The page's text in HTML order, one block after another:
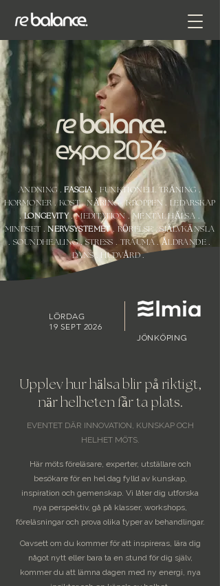
ANDNING .FASCIA . FUNKTIONELL TRÄNING .
HORMONER . KOST . NÄRING . KROPPEN . LEDARSKAP
.LONGEVITY. MEDITATION . MENTAL HÄLSA .
MINDSET .NERVSYSTEMET. RÖRELSE . SJÄLVKÄNSLA
. SOUNDHEALING . STRESS . TRAUMA . ÅLDRANDE .
DANS . HUDVÅRD .
LÖRDAG
19 SEPT 2026
JÖNKÖPING
Upplev hur hälsa blir på riktigt,
när helheten får ta plats.
EVENTET DÄR INNOVATION, KUNSKAP OCH
HELHET MÖTS.
Här möts föreläsare, experter, utställare och
besökare för en hel dag fylld av kunskap,
inspiration och gemenskap. Vi låter dig utforska
nya perspektiv, gå på klasser, workshops,
föreläsningar och prova olika typer av behandlingar.
Oavsett om du kommer för att inspireras, lära dig
något nytt eller bara ta en stund för dig själv,
kommer du att lämna dagen med ny energi, nya